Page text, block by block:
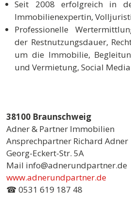
Seit 2008 erfolgreich in
Immobilienexpertin,
Professionelle
der Restnutzungsdauer,
um die Immobilie,
und Vermietung, Social
38100 Braunschweig
Adner & Partner Immobilien
Ansprechpartner Richard Adner
Georg-Eckert-Str. 5A
Mail info@adnerundpartner.de
www.adnerundpartner.de
☎ 0531 619 187 48